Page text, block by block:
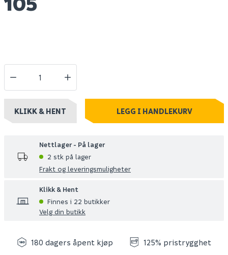
KLIKK & HENT LEGG I HANDLEKURV
Nettlager - På lager
2 stk på lager
Frakt og leveringsmuligheter
Klikk & Hent
Finnes i 22 butikker
Velg din butikk
180 dagers åpent kjøp 125% pristrygghet